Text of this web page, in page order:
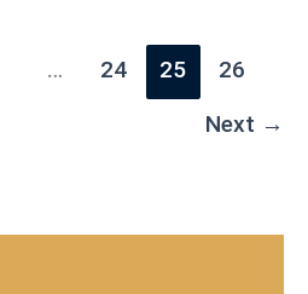
… 24 25
26
Next →